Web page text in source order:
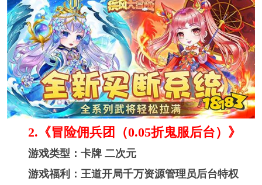
2.《冒险佣兵团（0.05折鬼服后台）》
游戏类型：卡牌 二次元
游戏福利：王道开局千万资源管理员后台特权